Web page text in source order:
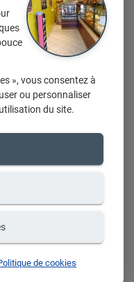
moins 8 caractères
pas autorisés.
», vous consentez à
ou personnaliser
du site.
de cookies